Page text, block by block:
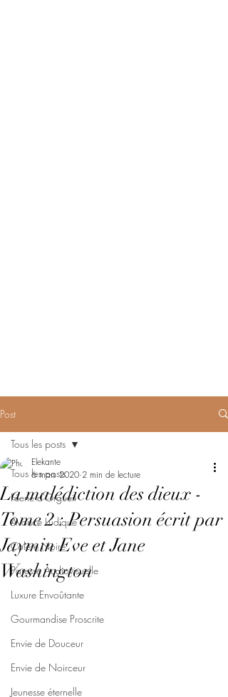
Post
Tous les posts
Féerie d'Orgueil
Avarice Ludique
Colère Noire
Paresse Audiovisuelle
Luxure Envoûtante
Gourmandise Proscrite
Envie de Douceur
Envie de Noirceur
Jeunesse éternelle
Tous les posts
La malédiction des dieux -
Tome 2 : Persuasion écrit par
Jaymin Eve et Jane
Washington
Elekante
6 mars 2020 2 min de lecture